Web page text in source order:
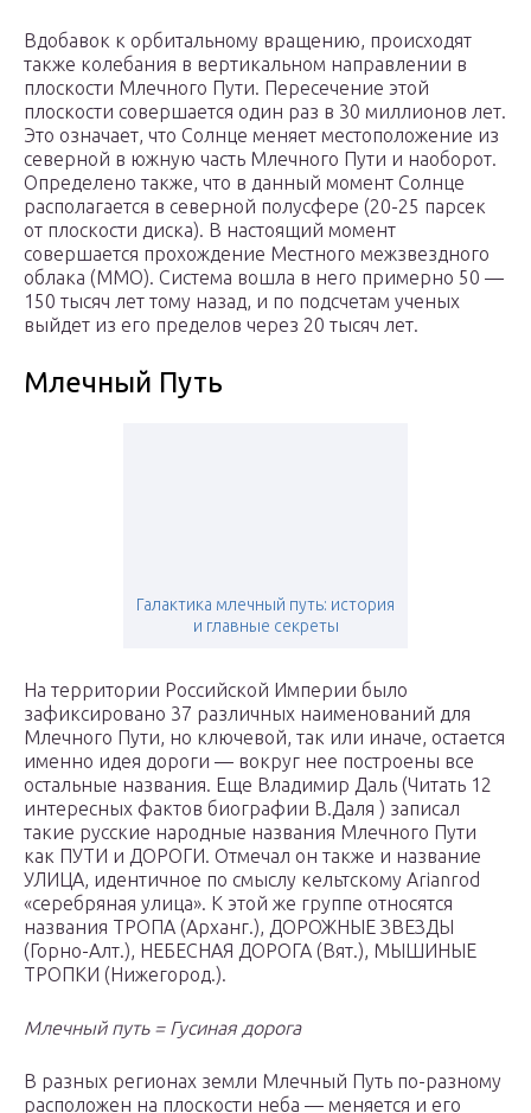
Вдобавок к орбитальному вращению, происходят
также колебания в вертикальном направлении в
плоскости Млечного Пути. Пересечение этой
плоскости совершается один раз в 30 миллионов лет.
Это означает, что Солнце меняет местоположение из
северной в южную часть Млечного Пути и наоборот.
Определено также, что в данный момент Солнце
располагается в северной полусфере (20-25 парсек
от плоскости диска). В настоящий момент
совершается прохождение Местного межзвездного
облака (ММО). Система вошла в него примерно 50 —
150 тысяч лет тому назад, и по подсчетам ученых
выйдет из его пределов через 20 тысяч лет.
Млечный Путь
Галактика млечный путь: история
и главные секреты
На территории Российской Империи было
зафиксировано 37 различных наименований для
Млечного Пути, но ключевой, так или иначе, остается
именно идея дороги — вокруг нее построены все
остальные названия. Еще Владимир Даль (Читать 12
интересных фактов биографии В.Даля ) записал
такие русские народные названия Млечного Пути
как ПУТИ и ДОРОГИ. Отмечал он также и название
УЛИЦА, идентичное по смыслу кельтскому Arianrod
«серебряная улица». К этой же группе относятся
названия ТРОПА (Арханг.), ДОРОЖНЫЕ ЗВЕЗДЫ
(Горно-Алт.), НЕБЕСНАЯ ДОРОГА (Вят.), МЫШИНЫЕ
ТРОПКИ (Нижегород.).
Млечный путь = Гусиная дорога
В разных регионах земли Млечный Путь по-разному
расположен на плоскости неба — меняется и его